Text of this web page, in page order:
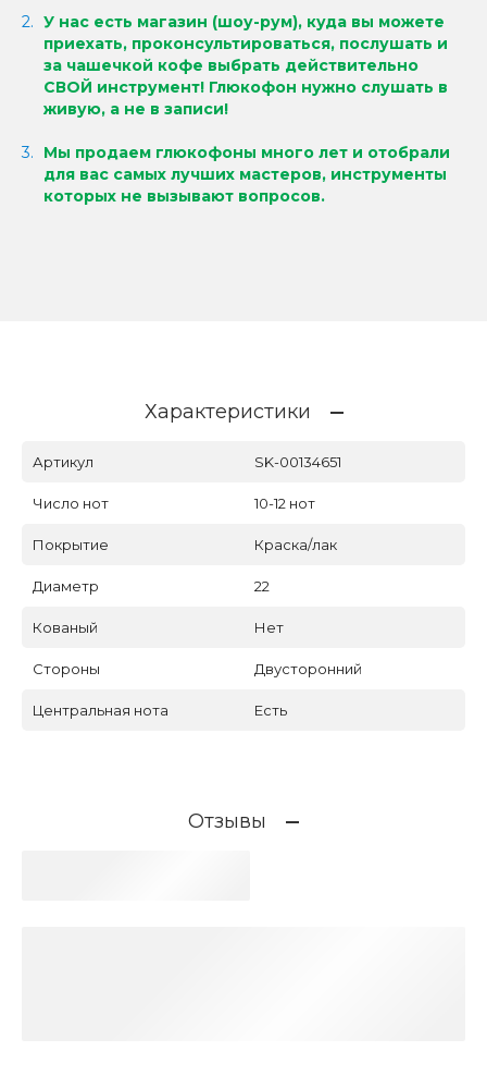
У нас есть магазин (шоу-рум), куда вы можете
приехать, проконсультироваться, послушать и
за чашечкой кофе выбрать действительно
СВОЙ инструмент! Глюкофон нужно слушать в
живую, а не в записи!
Мы продаем глюкофоны много лет и отобрали
для вас самых лучших мастеров, инструменты
которых не вызывают вопросов.
Характеристики
Артикул SK-00134651
Число нот 10-12 нот
Покрытие Краска/лак
Диаметр 22
Кованый Нет
Стороны Двусторонний
Центральная нота Есть
Отзывы